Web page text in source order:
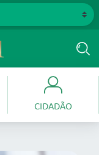
CIDADÃO